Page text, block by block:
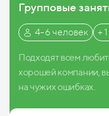
Групповые
4-6 человек +
Подходят всем
хорошей компании,
на чужих ошибках.